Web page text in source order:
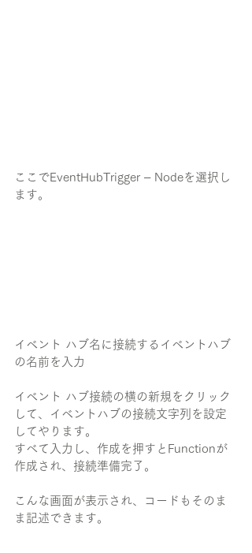
ここでEventHubTrigger – Nodeを選択し
ます。
イベント ハブ名に接続するイベントハブ
の名前を入力
イベント ハブ接続の横の新規をクリック
して、イベントハブの接続文字列を設定
してやります。
すべて入力し、作成を押すとFunctionが
作成され、接続準備完了。
こんな画面が表示され、コードもそのま
ま記述できます。